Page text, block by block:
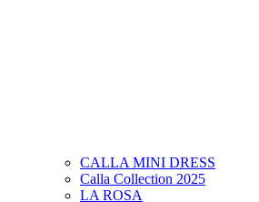
CALLA MINI DRESS
Calla Collection 2025
LA ROSA